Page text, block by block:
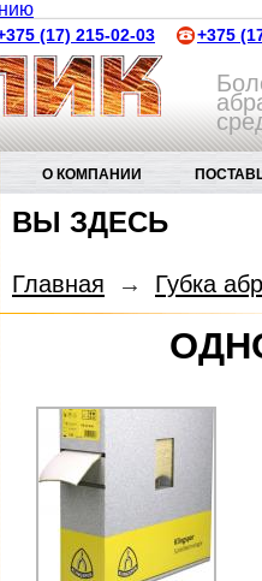
(17) 215-02-03 +375
О КОМПАНИИ
АБРАЗИВНЫЕ
ВЫ ЗДЕСЬ
Главная → Губка